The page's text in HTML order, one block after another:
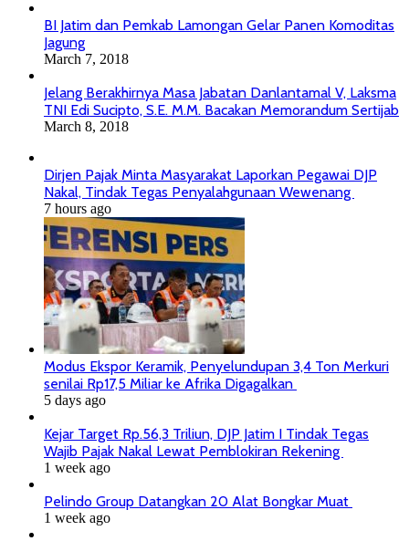
BI Jatim dan Pemkab Lamongan Gelar Panen Komoditas
Jagung
March 7, 2018
Jelang Berakhirnya Masa Jabatan Danlantamal V, Laksma
TNI Edi Sucipto, S.E. M.M. Bacakan Memorandum Sertijab
March 8, 2018
Dirjen Pajak Minta Masyarakat Laporkan Pegawai DJP
Nakal, Tindak Tegas Penyalahgunaan Wewenang
7 hours ago
Modus Ekspor Keramik, Penyelundupan 3,4 Ton Merkuri
senilai Rp17,5 Miliar ke Afrika Digagalkan
5 days ago
Kejar Target Rp.56,3 Triliun, DJP Jatim I Tindak Tegas
Wajib Pajak Nakal Lewat Pemblokiran Rekening
1 week ago
Pelindo Group Datangkan 20 Alat Bongkar Muat
1 week ago